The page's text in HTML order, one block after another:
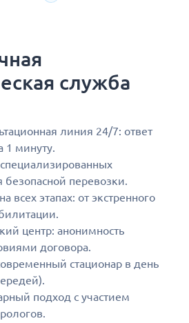
служба
линия 24/7: ответ
1 минуту.
перевозки.
всех этапах: от экстренного
центр: анонимность
договора.
стационар в день
подход с участием